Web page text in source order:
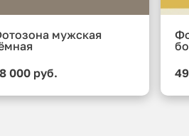
мужская
000 руб.